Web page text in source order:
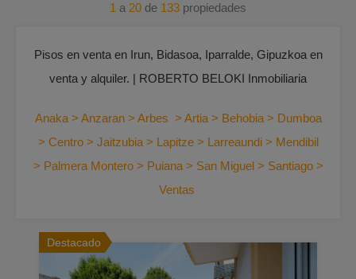
1 a 20 de 133 propiedades
Pisos en venta en Irun, Bidasoa, Iparralde, Gipuzkoa en
venta y alquiler. | ROBERTO BELOKI Inmobiliaria
Anaka> Anzaran> Arbes > Artia> Behobia> Dumboa
> Centro> Jaitzubia> Lapitze > Larreaundi> Mendibil
> Palmera Montero> Puiana> San Miguel> Santiago>
Ventas
Destacado